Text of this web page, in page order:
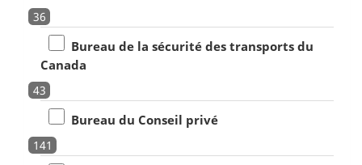
36
Bureau de la sécurité des transports du
Canada
43
Bureau du Conseil privé
141